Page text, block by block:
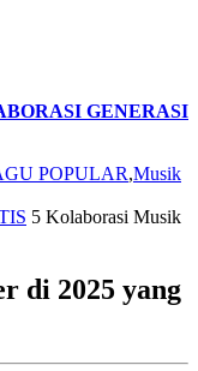
GENERASI
POPULAR,Musik
5 Kolaborasi Musik
di 2025 yang